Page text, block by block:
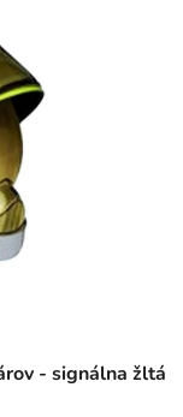
- signálna žltá